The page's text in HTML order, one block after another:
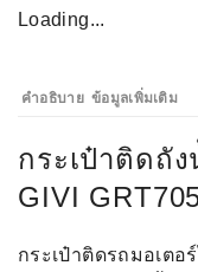
Loading...
คำอธิบาย ข้อมูลเพิ่มเติม
กระเป๋าติดถั
GIVI
กระเป๋าติดรถมอเตอ